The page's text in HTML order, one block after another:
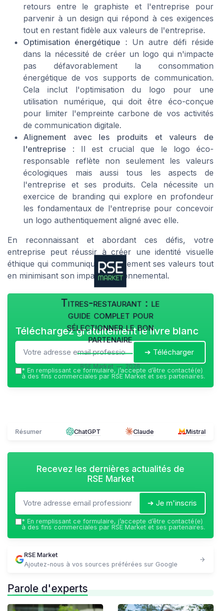
retours entre le graphiste et l'entreprise pour
parvenir à un design qui répond à ces exigences
tout en restant fidèle aux valeurs de l'entreprise.
Optimisation énergétique : Un autre défi réside
dans la nécessité de créer un logo qui n'impacte
pas défavorablement la consommation
énergétique de vos supports de communication.
Cela inclut l'optimisation du logo pour une
utilisation numérique, qui doit être éco-conçue
pour limiter l'empreinte carbone de vos activités
de communication digitale.
Alignement avec les produits et valeurs de
l'entreprise : Il est crucial que le logo éco-
responsable reflète non seulement les valeurs
écologiques mais aussi tous les aspects de
l'entreprise et ses produits. Cela nécessite un
exercice de branding qui explore en profondeur
les fondamentaux de l'entreprise pour concevoir
un logo authentiquement aligné avec elle.
En reconnaissant et abordant ces défis, votre
entreprise peut réussir à créer une identité visuelle
éthique qui communique efficacement ses valeurs tout
en minimisant son impact environnemental.
Titres-restaurant : le
guide complet pour
sélectionner le bon
partenaire
RSE Market — 2026
Téléchargez gratuitement le livre blanc
➔ Télécharger
* En remplissant ce formulaire, j’accepte d’être contacté(e)
à des fins commerciales par RSE Market et ses partenaires.
Résumer ChatGPT Claude Mistral
Recevez les dernières actualités de
RSE Market
➔ Je m'inscris
* En remplissant ce formulaire, j’accepte d’être contacté(e)
à des fins commerciales par RSE Market et ses partenaires.
RSE Market
Ajoutez-nous à vos sources préférées sur Google
Parole d'experts